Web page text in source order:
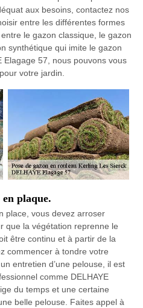
aux besoins, contactez nos
entre les différentes formes
le gazon classique, le gazon
synthétique qui imite le gazon
Elagage 57, nous pouvons vous
votre jardin.
en plaque.
place, vous devez arroser
que la végétation reprenne le
être continu et à partir de la
commencer à tondre votre
entretien d’une pelouse, il est
comme DELHAYE
du temps et une certaine
belle pelouse. Faites appel à